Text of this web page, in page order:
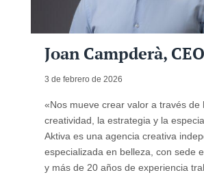
Joan Campderà,
3 de febrero de 2026
«Nos mueve crear valor a través de
creatividad, la estrategia y la
Aktiva es una agencia creativa
especializada en belleza, con sede
y más de 20 años de experiencia